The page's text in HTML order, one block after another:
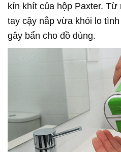
kín khít của hộp Paxter.
tay cậy nắp vừa khỏi lo
gây bẩn cho đồ dùng.